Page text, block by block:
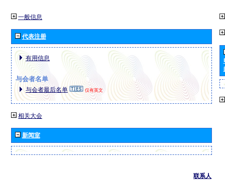
一般信息
代表注册
有用信息
与会者名单
与会者最后名单 仅有英文
相关大会
新闻室
联系人